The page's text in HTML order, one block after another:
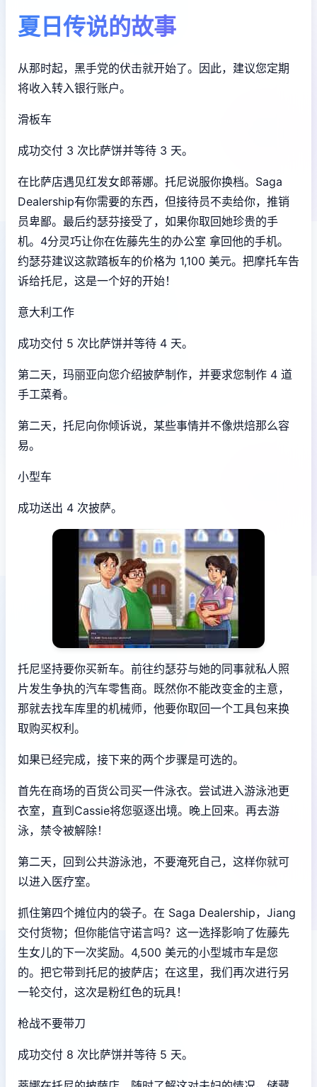
夏日传说的故事
从那时起，黑手党的伏击就开始了。因此，建议您定期
将收入转入银行账户。
滑板车
成功交付 3 次比萨饼并等待 3 天。
在比萨店遇见红发女郎蒂娜。托尼说服你换档。Saga
Dealership有你需要的东西，但接待员不卖给你，推销
员卑鄙。最后约瑟芬接受了，如果你取回她珍贵的手
机。4分灵巧让你在佐藤先生的办公室 拿回他的手机。
约瑟芬建议这款踏板车的价格为 1,100 美元。把摩托车告
诉给托尼，这是一个好的开始！
意大利工作
成功交付 5 次比萨饼并等待 4 天。
第二天，玛丽亚向您介绍披萨制作，并要求您制作 4 道
手工菜肴。
第二天，托尼向你倾诉说，某些事情并不像烘焙那么容
易。
小型车
成功送出 4 次披萨。
托尼坚持要你买新车。前往约瑟芬与她的同事就私人照
片发生争执的汽车零售商。既然你不能改变金的主意，
那就去找车库里的机械师，他要你取回一个工具包来换
取购买权利。
如果已经完成，接下来的两个步骤是可选的。
首先在商场的百货公司买一件泳衣。尝试进入游泳池更
衣室，直到Cassie将您驱逐出境。晚上回来。再去游
泳，禁令被解除！
第二天，回到公共游泳池，不要淹死自己，这样你就可
以进入医疗室。
抓住第四个摊位内的袋子。在 Saga Dealership，Jiang
交付货物；但你能信守诺言吗？这一选择影响了佐藤先
生女儿的下一次奖励。4,500 美元的小型城市车是您
的。把它带到托尼的披萨店；在这里，我们再次进行另
一轮交付，这次是粉红色的玩具！
枪战不要带刀
成功交付 8 次比萨饼并等待 5 天。